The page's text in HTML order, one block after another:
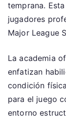
temprana.
jugadores
Major League
La academia
enfatizan
condición
para el juego
entorno